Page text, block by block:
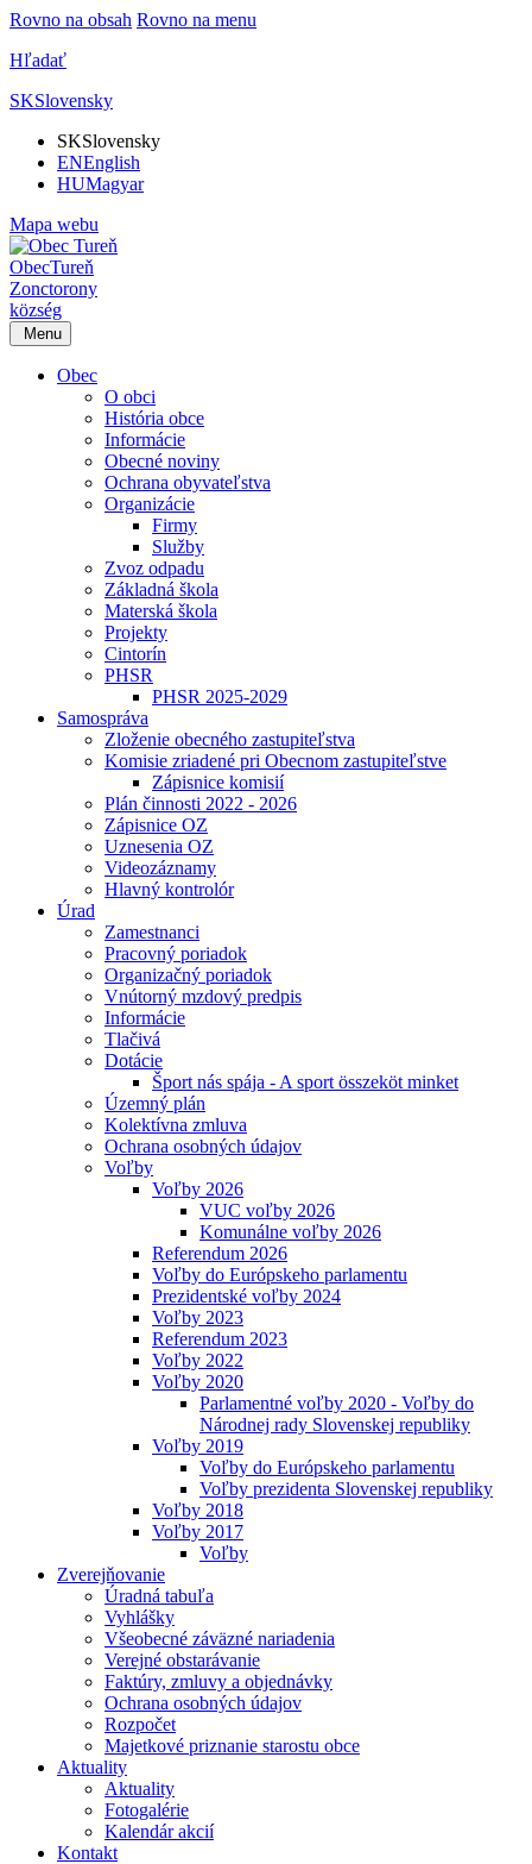
Rovno na obsah Rovno na menu
Hľadať
SKSlovensky
SKSlovensky
ENEnglish
HUMagyar
Mapa webu
ObecTureň
Zonctorony
község
Menu
Obec
O obci
História obce
Informácie
Obecné noviny
Ochrana obyvateľstva
Organizácie
Firmy
Služby
Zvoz odpadu
Základná škola
Materská škola
Projekty
Cintorín
PHSR
PHSR 2025-2029
Samospráva
Zloženie obecného zastupiteľstva
Komisie zriadené pri Obecnom zastupiteľstve
Zápisnice komisií
Plán činnosti 2022 - 2026
Zápisnice OZ
Uznesenia OZ
Videozáznamy
Hlavný kontrolór
Úrad
Zamestnanci
Pracovný poriadok
Organizačný poriadok
Vnútorný mzdový predpis
Informácie
Tlačivá
Dotácie
Šport nás spája - A sport összeköt minket
Územný plán
Kolektívna zmluva
Ochrana osobných údajov
Voľby
Voľby 2026
VUC voľby 2026
Komunálne voľby 2026
Referendum 2026
Voľby do Európskeho parlamentu
Prezidentské voľby 2024
Voľby 2023
Referendum 2023
Voľby 2022
Voľby 2020
Parlamentné voľby 2020 - Voľby do
Národnej rady Slovenskej republiky
Voľby 2019
Voľby do Európskeho parlamentu
Voľby prezidenta Slovenskej republiky
Voľby 2018
Voľby 2017
Voľby
Zverejňovanie
Úradná tabuľa
Vyhlášky
Všeobecné záväzné nariadenia
Verejné obstarávanie
Faktúry, zmluvy a objednávky
Ochrana osobných údajov
Rozpočet
Majetkové priznanie starostu obce
Aktuality
Aktuality
Fotogalérie
Kalendár akcií
Kontakt